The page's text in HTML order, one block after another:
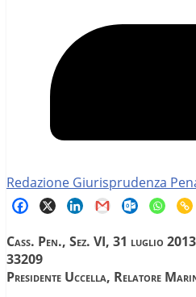
Redazione Giurisprudenza
Cass. Pen., Sez. VI, 31 luglio
33209
Presidente Uccella, Relatore